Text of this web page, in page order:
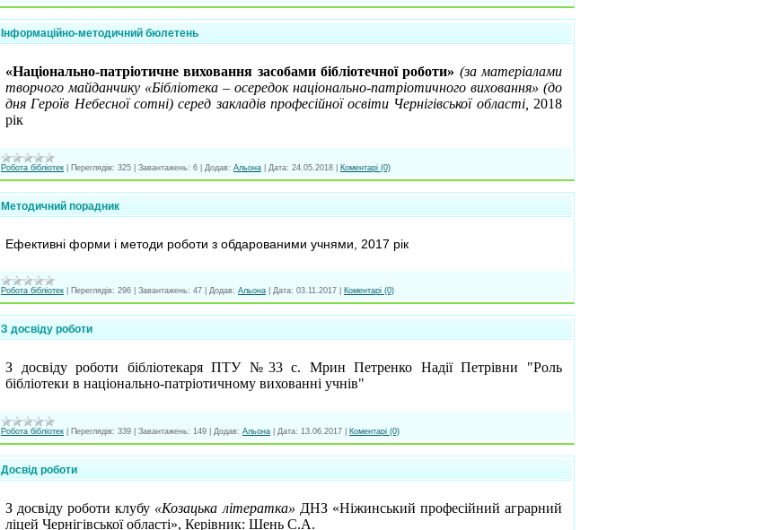
Інформаційно-методичний бюлетень
«Національно-патріотичне виховання засобами бібліотечної роботи» (за матеріалами
творчого майданчику «Бібліотека – осередок національно-патріотичного виховання» (до
дня Героїв Небесної сотні) серед закладів професійної освіти Чернігівської області, 2018
рік
Робота бібліотек Переглядів: 325 Завантажень: 6 Додав: Альона Дата: 24.05.2018 Коментарі (0)
Методичний порадник
Ефективні форми і методи роботи з обдарованими учнями, 2017 рік
Робота бібліотек Переглядів: 296 Завантажень: 47 Додав: Альона Дата: 03.11.2017 Коментарі (0)
З досвіду роботи
З досвіду роботи бібліотекаря ПТУ №33 с. Мрин Петренко Надії Петрівни "Роль
бібліотеки в національно-патріотичному вихованні учнів"
Робота бібліотек Переглядів: 339 Завантажень: 149 Додав: Альона Дата: 13.06.2017 Коментарі (0)
Досвід роботи
З досвіду роботи клубу «Козацька літератка» ДНЗ «Ніжинський професійний аграрний
ліцей Чернігівської області», Керівник: Шень С.А.